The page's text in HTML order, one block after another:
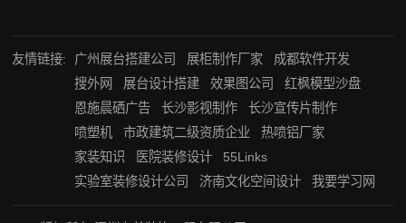
友情链接: 广州展台搭建公司 展柜制作厂家
成都软件开发
搜外网
展台设计搭建 效果图公司
红枫模型沙盘
恩施晨硒广告
长沙影视制作
长沙宣传片制作
喷塑机
市政建筑二级资质企业
热喷铝厂家
家装知识
医院装修设计
55Links
实验室装修设计公司
济南文化空间设计 我要学习网